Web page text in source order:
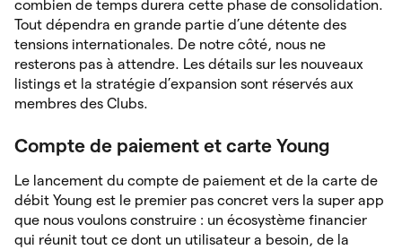
combien de temps durera cette phase de consolidation.
Tout dépendra en grande partie d’une détente des
tensions internationales. De notre côté, nous ne
resterons pas à attendre. Les détails sur les nouveaux
listings et la stratégie d’expansion sont réservés aux
membres des Clubs.
Compte de paiement et carte Young
Le lancement du compte de paiement et de la carte de
débit Young est le premier pas concret vers la super app
que nous voulons construire : un écosystème financier
qui réunit tout ce dont un utilisateur a besoin, de la